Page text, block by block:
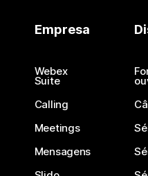
Empresa
Webex
Suite
Calling
Meetings
Mensagens